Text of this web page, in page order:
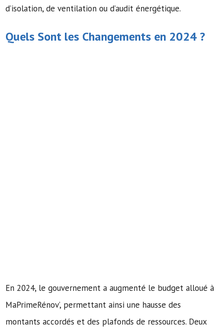
d’isolation, de ventilation ou d’audit énergétique.
Quels Sont les Changements en 2024 ?
En 2024, le gouvernement a augmenté le budget alloué à
MaPrimeRénov’, permettant ainsi une hausse des
montants accordés et des plafonds de ressources. Deux